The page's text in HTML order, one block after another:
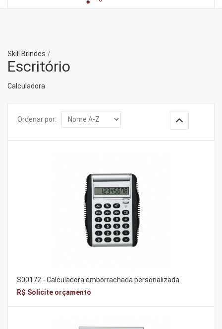
Skill Brindes
Escritório
Calculadora
Ordenar por:
S00172 - Calculadora emborrachada personalizada
R$ Solicite orçamento